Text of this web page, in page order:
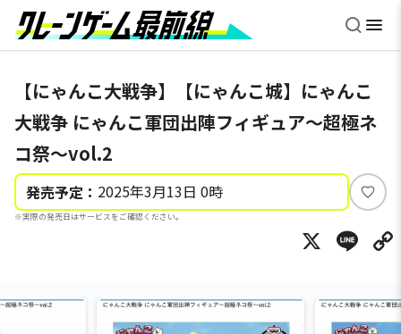
【にゃんこ大戦争】【にゃんこ城】にゃんこ
大戦争 にゃんこ軍団出陣フィギュア～超極ネ
コ祭～vol.2
発売予定： 2025年3月13日 0時
※実際の発売日はサービスをご確認ください。
い
ね
X